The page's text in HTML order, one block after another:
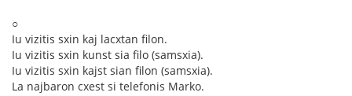
○
Iu vizitis sxin kaj lacxtan filon.
Iu vizitis sxin kunst sia filo (samsxia).
Iu vizitis sxin kajst sian filon (samsxia).
La najbaron cxest si telefonis Marko.